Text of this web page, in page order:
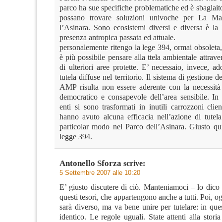
parco ha sue specifiche problematiche ed è
possano trovare soluzioni univoche per La
l’Asinara. Sono ecosistemi diversi e diversa è
presenza antropica passata ed attuale.
personalemente ritengo la lege 394, ormai
è più possibile pensare alla ttela ambientale
di ulteriori aree protette. E’ necessaio, invece,
tutela diffuse nel territorio. Il sistema di gestione
AMP risulta non essere aderente con la
democratico e consapevole dell’area sensibile.
enti si sono trasformati in inutili carrozzoni
hanno avuto alcuna efficacia nell’azione di
particolar modo nel Parco dell’Asinara. Giusto
legge 394.
Antonello Sforza scrive:
5 Settembre 2007 alle 10:20
E’ giusto discutere di ciò. Manteniamoci – lo dico
questi tesori, che appartengono anche a tutti. Poi,
sarà diverso, ma va bene unire per tutelare: in
identico. Le regole uguali. State attenti alla